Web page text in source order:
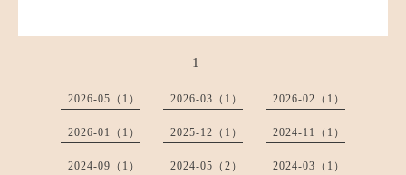
1
2026-05（1） 2026-03（1） 2026-02（1）
2026-01（1） 2025-12（1） 2024-11（1）
2024-09（1） 2024-05（2） 2024-03（1）